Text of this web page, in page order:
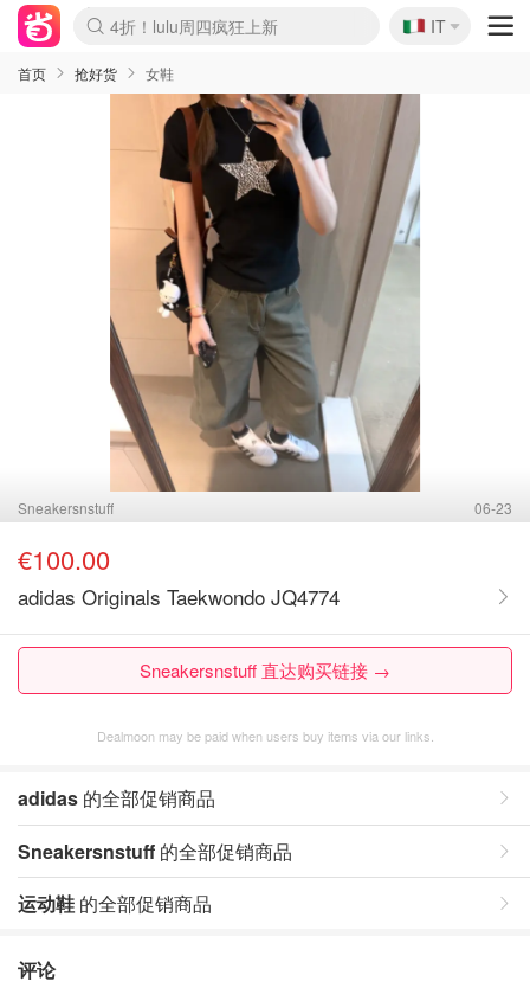
Boticinal 夏促开抢！
4折！lulu周四疯狂上新
速领！Stanley独家85折
Zalando 奥莱闪促！每日更新
🇮🇹
IT
首页 抢好货 女鞋
Sneakersnstuff 06-23
€100.00
adidas Originals Taekwondo JQ4774
Sneakersnstuff 直达购买链接 →
Dealmoon may be paid when users buy items via our links.
adidas 的全部促销商品
Sneakersnstuff 的全部促销商品
运动鞋 的全部促销商品
评论